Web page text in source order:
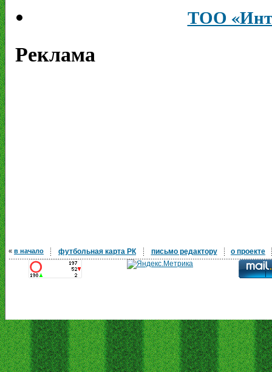
ТОО
Реклама
« в начало футбольная карта РК письмо редактору о проекте